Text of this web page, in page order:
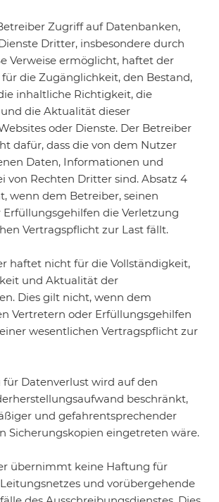
Zugriff auf Datenbanken,
Dritter, insbesondere durch
Verweise ermöglicht, haftet der
die Zugänglichkeit, den Bestand,
inhaltliche Richtigkeit, die
die Aktualität dieser
oder Dienste. Der Betreiber
dafür, dass die von dem Nutzer
Daten, Informationen und
von Rechten Dritter sind. Absatz 4
wenn dem Betreiber, seinen
die Verletzung
Vertragspflicht zur Last fällt.
haftet nicht für die Vollständigkeit,
und Aktualität der
Dies gilt nicht, wenn dem
Vertretern oder Erfüllungsgehilfen
wesentlichen Vertragspflicht zur
für Datenverlust wird auf den
beschränkt,
und gefahrentsprechender
Sicherungskopien eingetreten wäre.
übernimmt keine Haftung für
und vorübergehende